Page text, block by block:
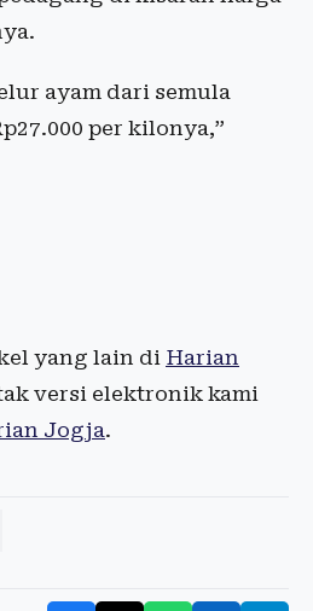
ayam dari semula
per kilonya,”
yang lain di Harian
versi elektronik kami
Jogja.